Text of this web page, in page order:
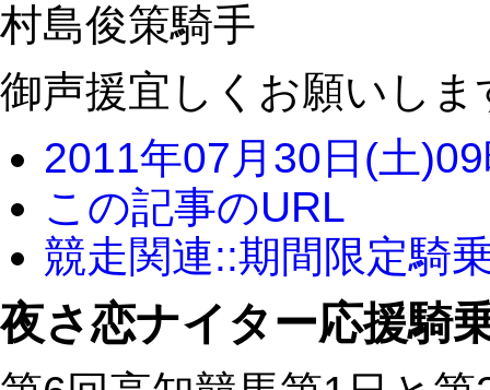
村島俊策騎手
御声援宜しくお願いしま
2011年07月30日(土
この記事のURL
競走関連::期間限定騎
夜さ恋ナイター応援騎